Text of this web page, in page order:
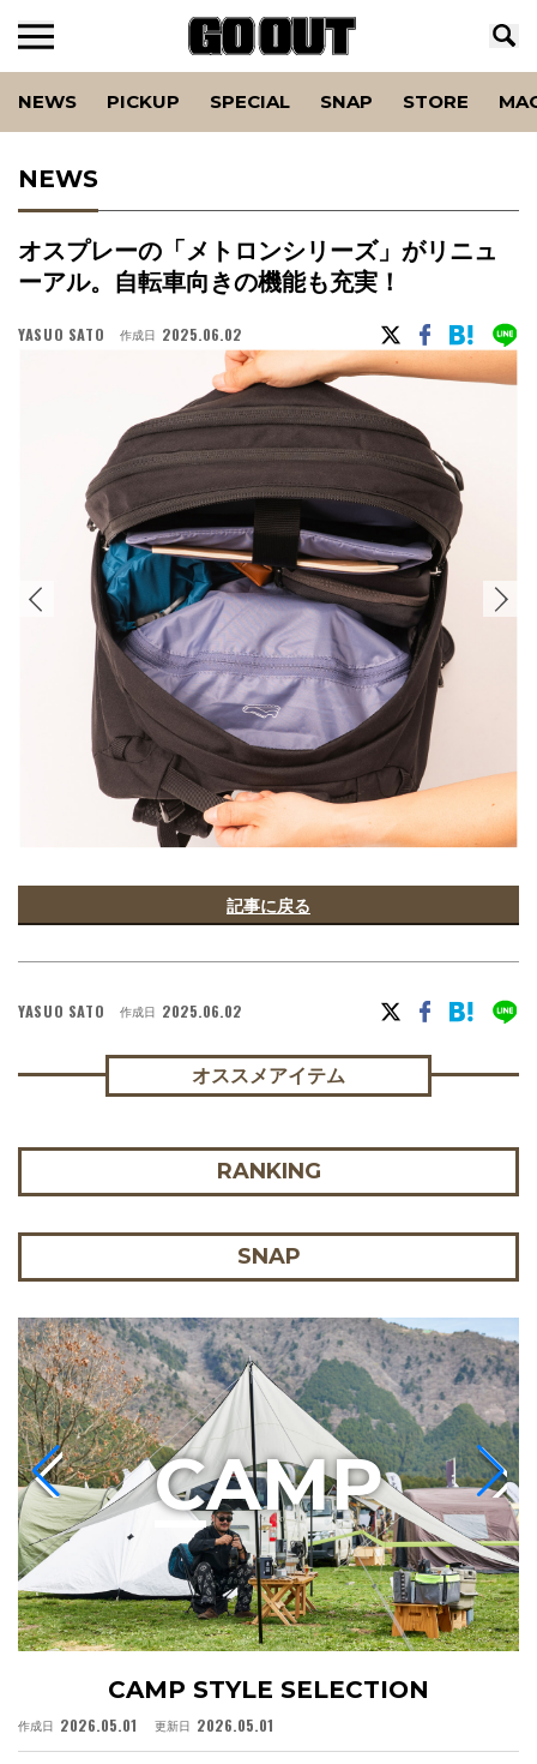
NEWS PICKUP SPECIAL SNAP STORE
NEWS
オスプレーの「メトロンシリーズ」がリニュ
ーアル。自転車向きの機能も充実！
YASUO SATO 作成日 2025.06.02
記事に戻る
YASUO SATO 作成日 2025.06.02
オススメアイテム
RANKING
SNAP
CAMP STYLE SELECTION
作成日 2026.05.01 更新日 2026.05.01
CAMP